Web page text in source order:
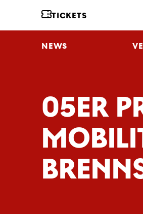
TICKETS
NEWS
05ER